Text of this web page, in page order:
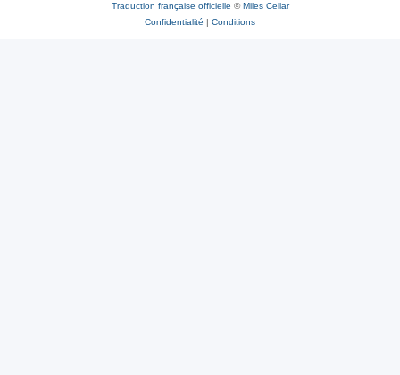
Traduction française officielle ©Miles Cellar
Confidentialité | Conditions